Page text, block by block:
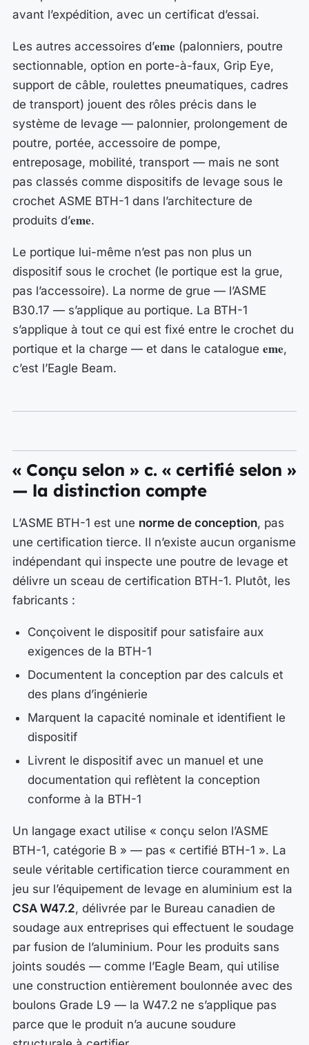
avant l’expédition, avec un certificat d’essai.
Les autres accessoires d’eme (palonniers, poutre
sectionnable, option en porte-à-faux, Grip Eye,
support de câble, roulettes pneumatiques, cadres
de transport) jouent des rôles précis dans le
système de levage — palonnier, prolongement de
poutre, portée, accessoire de pompe,
entreposage, mobilité, transport — mais ne sont
pas classés comme dispositifs de levage sous le
crochet ASME BTH-1 dans l’architecture de
produits d’eme.
Le portique lui-même n’est pas non plus un
dispositif sous le crochet (le portique est la grue,
pas l’accessoire). La norme de grue — l’ASME
B30.17 — s’applique au portique. La BTH-1
s’applique à tout ce qui est fixé entre le crochet du
portique et la charge — et dans le catalogue eme,
c’est l’Eagle Beam.
« Conçu selon » c. « certifié selon »
— la distinction compte
L’ASME BTH-1 est une norme de conception, pas
une certification tierce. Il n’existe aucun organisme
indépendant qui inspecte une poutre de levage et
délivre un sceau de certification BTH-1. Plutôt, les
fabricants :
Conçoivent le dispositif pour satisfaire aux
exigences de la BTH-1
Documentent la conception par des calculs et
des plans d’ingénierie
Marquent la capacité nominale et identifient le
dispositif
Livrent le dispositif avec un manuel et une
documentation qui reflètent la conception
conforme à la BTH-1
Un langage exact utilise « conçu selon l’ASME
BTH-1, catégorie B » — pas « certifié BTH-1 ». La
seule véritable certification tierce couramment en
jeu sur l’équipement de levage en aluminium est la
CSA W47.2, délivrée par le Bureau canadien de
soudage aux entreprises qui effectuent le soudage
par fusion de l’aluminium. Pour les produits sans
joints soudés — comme l’Eagle Beam, qui utilise
une construction entièrement boulonnée avec des
boulons Grade L9 — la W47.2 ne s’applique pas
parce que le produit n’a aucune soudure